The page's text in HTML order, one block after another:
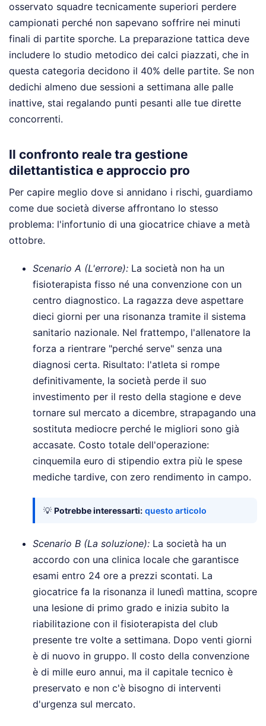
osservato squadre tecnicamente superiori perdere
campionati perché non sapevano soffrire nei minuti
finali di partite sporche. La preparazione tattica deve
includere lo studio metodico dei calci piazzati, che in
questa categoria decidono il 40% delle partite. Se non
dedichi almeno due sessioni a settimana alle palle
inattive, stai regalando punti pesanti alle tue dirette
concorrenti.
Il confronto reale tra gestione
dilettantistica e approccio pro
Per capire meglio dove si annidano i rischi, guardiamo
come due società diverse affrontano lo stesso
problema: l'infortunio di una giocatrice chiave a metà
ottobre.
Scenario A (L'errore): La società non ha un
fisioterapista fisso né una convenzione con un
centro diagnostico. La ragazza deve aspettare
dieci giorni per una risonanza tramite il sistema
sanitario nazionale. Nel frattempo, l'allenatore la
forza a rientrare "perché serve" senza una
diagnosi certa. Risultato: l'atleta si rompe
definitivamente, la società perde il suo
investimento per il resto della stagione e deve
tornare sul mercato a dicembre, strapagando una
sostituta mediocre perché le migliori sono già
accasate. Costo totale dell'operazione:
cinquemila euro di stipendio extra più le spese
mediche tardive, con zero rendimento in campo.
💡 Potrebbe interessarti: questo articolo
Scenario B (La soluzione): La società ha un
accordo con una clinica locale che garantisce
esami entro 24 ore a prezzi scontati. La
giocatrice fa la risonanza il lunedì mattina, scopre
una lesione di primo grado e inizia subito la
riabilitazione con il fisioterapista del club
presente tre volte a settimana. Dopo venti giorni
è di nuovo in gruppo. Il costo della convenzione
è di mille euro annui, ma il capitale tecnico è
preservato e non c'è bisogno di interventi
d'urgenza sul mercato.